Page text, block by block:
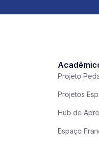
Projeto
Projetos
Hub de
Espaço